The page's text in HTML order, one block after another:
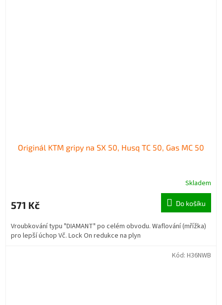
Originál KTM gripy na SX 50, Husq TC 50, Gas MC 50
Skladem
571 Kč Do košíku
Vroubkování typu "DIAMANT" po celém obvodu. Waflování (mřížka)
pro lepší úchop Vč. Lock On redukce na plyn
Kód: H36NWB